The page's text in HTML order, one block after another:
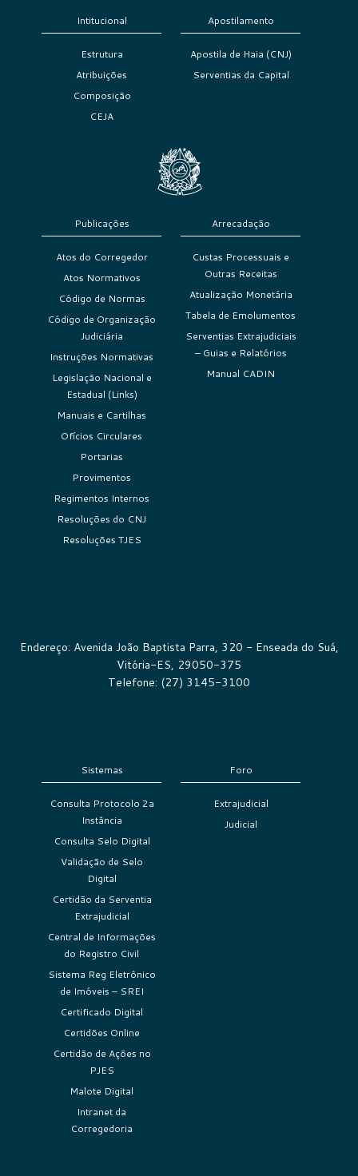
Intitucional
Estrutura
Atribuições
Composição
CEJA
Apostilamento
Apostila de Haia (CNJ)
Serventias da Capital
Publicações
Atos do Corregedor
Atos Normativos
Código de Normas
Código de Organização
Judiciária
Instruções Normativas
Legislação Nacional e
Estadual (Links)
Manuais e Cartilhas
Ofícios Circulares
Portarias
Provimentos
Regimentos Internos
Resoluções do CNJ
Resoluções TJES
Arrecadação
Custas Processuais e
Outras Receitas
Atualização Monetária
Tabela de Emolumentos
Serventias Extrajudiciais
– Guias e Relatórios
Manual CADIN
Endereço: Avenida João Baptista Parra, 320 - Enseada do Suá,
Vitória-ES, 29050-375
Telefone: (27) 3145-3100
Sistemas
Consulta Protocolo 2a
Instância
Consulta Selo Digital
Validação de Selo
Digital
Certidão da Serventia
Extrajudicial
Central de Informações
do Registro Civil
Sistema Reg Eletrônico
de Imóveis – SREI
Certificado Digital
Certidões Online
Certidão de Ações no
PJES
Malote Digital
Intranet da
Corregedoria
Foro
Extrajudicial
Judicial